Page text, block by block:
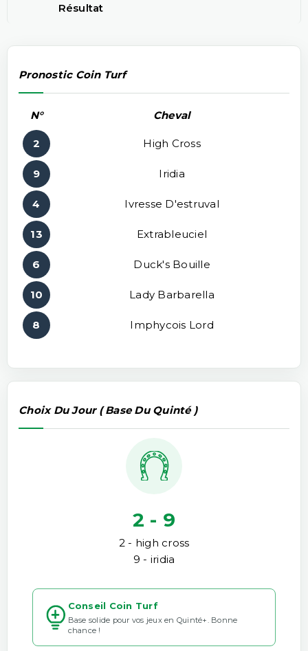
Résultat
Pronostic Coin Turf
N° Cheval
2 High Cross
9 Iridia
4 Ivresse D'estruval
13 Extrableuciel
6 Duck's Bouille
10 Lady Barbarella
8 Imphycois Lord
Choix Du Jour ( Base Du Quinté )
2 - 9
2 - high cross
9 - iridia
Conseil Coin Turf
Base solide pour vos jeux en Quinté+. Bonne
chance !